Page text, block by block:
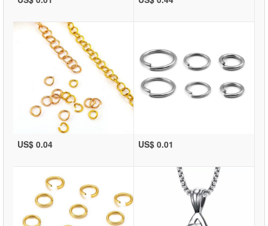
US$ 0.04 US$ 0.01